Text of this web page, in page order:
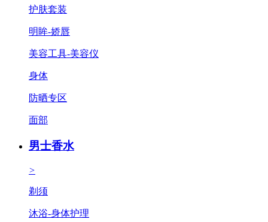
护肤套装
明眸-娇唇
美容工具-美容仪
身体
防晒专区
面部
男士香水
>
剃须
沐浴-身体护理